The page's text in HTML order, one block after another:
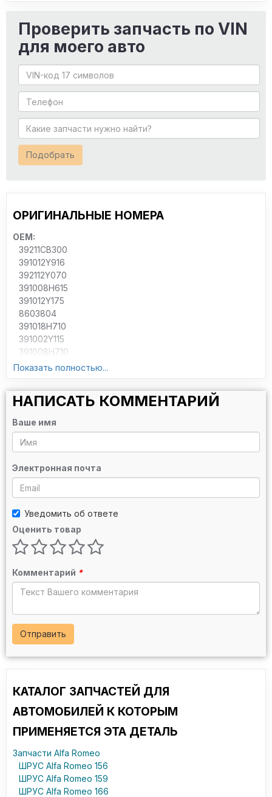
Проверить запчасть по VIN
для моего авто
Подобрать
ОРИГИНАЛЬНЫЕ НОМЕРА
OEM:
39211CB300
391012Y916
392112Y070
391008H615
391012Y175
8603804
391018H710
391002Y115
391008H710
31607503537
391009H610
391002Y175
391012Y070
391018H315
391008H315
4994092
31607505006
46308126
Opel:
0374679
0374899
0374900
FORD:
1328363
1451463
1451464
1477380
1477842
1501261
2T143B436CE
3M513B437RK
4371788
4371795
4371796
Показать полностью...
НАПИСАТЬ КОММЕНТАРИЙ
Ваше имя
Электронная почта
Уведомить об ответе
Оценить товар
Комментарий *
Отправить
КАТАЛОГ ЗАПЧАСТЕЙ ДЛЯ
АВТОМОБИЛЕЙ К КОТОРЫМ
ПРИМЕНЯЕТСЯ ЭТА ДЕТАЛЬ
Запчасти Alfa Romeo
ШРУС Alfa Romeo 156
ШРУС Alfa Romeo 159
ШРУС Alfa Romeo 166